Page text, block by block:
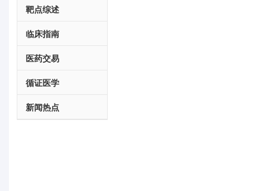
靶点综述
临床指南
医药交易
循证医学
新闻热点